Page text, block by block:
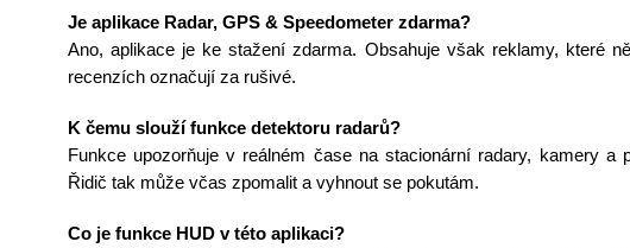
Je aplikace Radar, GPS & Speedometer zdarma?
Ano, aplikace je ke stažení zdarma. Obsahuje však reklamy, které
recenzích označují za rušivé.
K čemu slouží funkce detektoru radarů?
Funkce upozorňuje v reálném čase na stacionární radary, kamery a
Řidič tak může včas zpomalit a vyhnout se pokutám.
Co je funkce HUD v této aplikaci?